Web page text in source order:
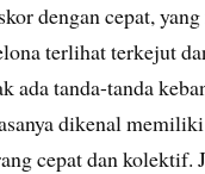
dengan cepat,
terlihat terkejut
ada tanda-tanda
dikenal
cepat dan kolektif.